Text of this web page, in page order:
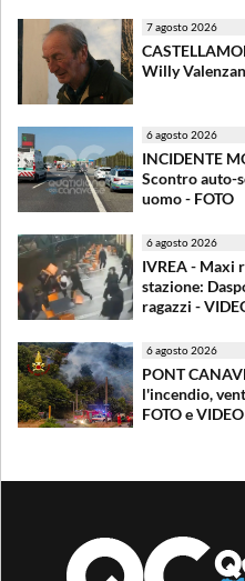
7 agosto 2026
Willy
6 agosto 2026
INCIDENTE
Scontro auto-
uomo - FOTO
6 agosto 2026
IVREA - Maxi
stazione:
ragazzi -
6 agosto 2026
PONT
l'incendio,
FOTO e VIDEO